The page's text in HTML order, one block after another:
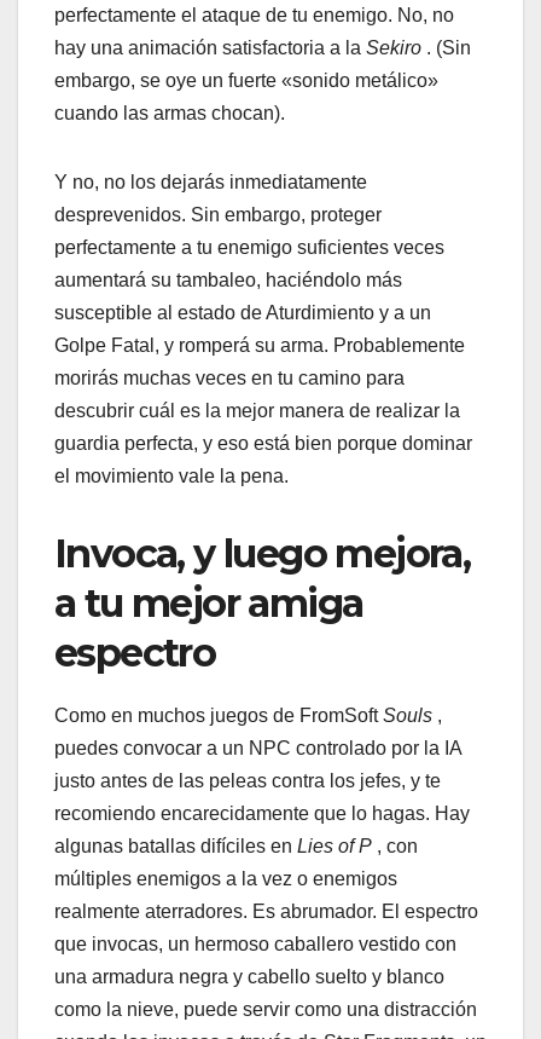
perfectamente el ataque de tu enemigo. No, no
hay una animación satisfactoria a la Sekiro . (Sin
embargo, se oye un fuerte «sonido metálico»
cuando las armas chocan).
Y no, no los dejarás inmediatamente
desprevenidos. Sin embargo, proteger
perfectamente a tu enemigo suficientes veces
aumentará su tambaleo, haciéndolo más
susceptible al estado de Aturdimiento y a un
Golpe Fatal, y romperá su arma. Probablemente
morirás muchas veces en tu camino para
descubrir cuál es la mejor manera de realizar la
guardia perfecta, y eso está bien porque dominar
el movimiento vale la pena.
Invoca, y luego mejora,
a tu mejor amiga
espectro
Como en muchos juegos de FromSoftSouls ,
puedes convocar a un NPC controlado por la IA
justo antes de las peleas contra los jefes, y te
recomiendo encarecidamente que lo hagas. Hay
algunas batallas difíciles en Lies of P , con
múltiples enemigos a la vez o enemigos
realmente aterradores. Es abrumador. El espectro
que invocas, un hermoso caballero vestido con
una armadura negra y cabello suelto y blanco
como la nieve, puede servir como una distracción